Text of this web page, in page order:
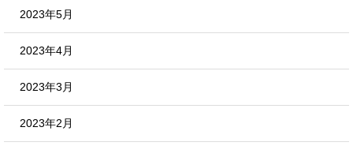
2023年5月
2023年4月
2023年3月
2023年2月